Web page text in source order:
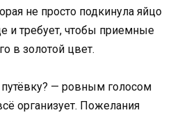
не просто подкинула яйцо
и требует, чтобы приемные
в золотой цвет.
— ровным голосом
организует. Пожелания